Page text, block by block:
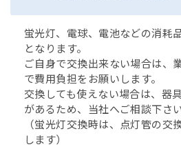
蛍光灯、電球、電池などの消耗
となります。
ご自身で交換出来ない場合は、
で費用負担をお願いします。
交換しても使えない場合は、器
があるため、当社へご相談下さい
（蛍光灯交換時は、点灯管の交
します）